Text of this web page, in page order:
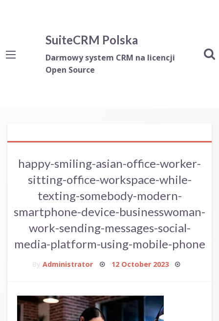
SuiteCRM Polska
Darmowy system CRM na licencji
Open Source
happy-smiling-asian-office-worker-
sitting-office-workspace-while-
texting-somebody-modern-
smartphone-device-businesswoman-
work-sending-messages-social-
media-platform-using-mobile-phone
ByAdministrator Posted
12 October 2023